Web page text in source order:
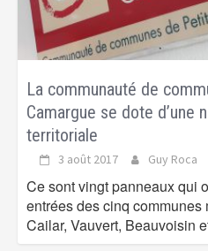
La communauté de
Camargue se dote d’une
territoriale
3 août 2017 Guy Roca
Ce sont vingt panneaux qui
entrées des cinq
Cailar, Vauvert, Beauvoisin